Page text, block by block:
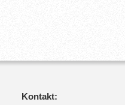
Kontakt: